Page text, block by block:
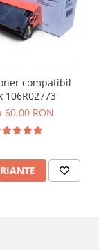
compatibil
106R02773
60,00 RON